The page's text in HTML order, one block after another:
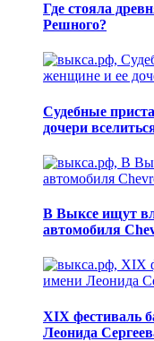
Где стояла
Решного?
Судебные
дочери
В Выксе ищут
автомобиля
XIX фестиваль
Леонида